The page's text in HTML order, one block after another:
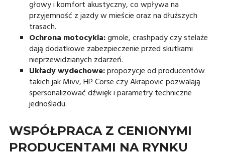
głowy i komfort akustyczny, co wpływa na
przyjemność z jazdy w mieście oraz na dłuższych
trasach.
Ochrona motocykla:gmole, crashpady czy stelaże
dają dodatkowe zabezpieczenie przed skutkami
nieprzewidzianych zdarzeń.
Układy wydechowe:propozycje od producentów
takich jak Mivv, HP Corse czy Akrapovic pozwalają
spersonalizować dźwięk i parametry techniczne
jednośladu.
WSPÓŁPRACA Z CENIONYMI
PRODUCENTAMI NA RYNKU